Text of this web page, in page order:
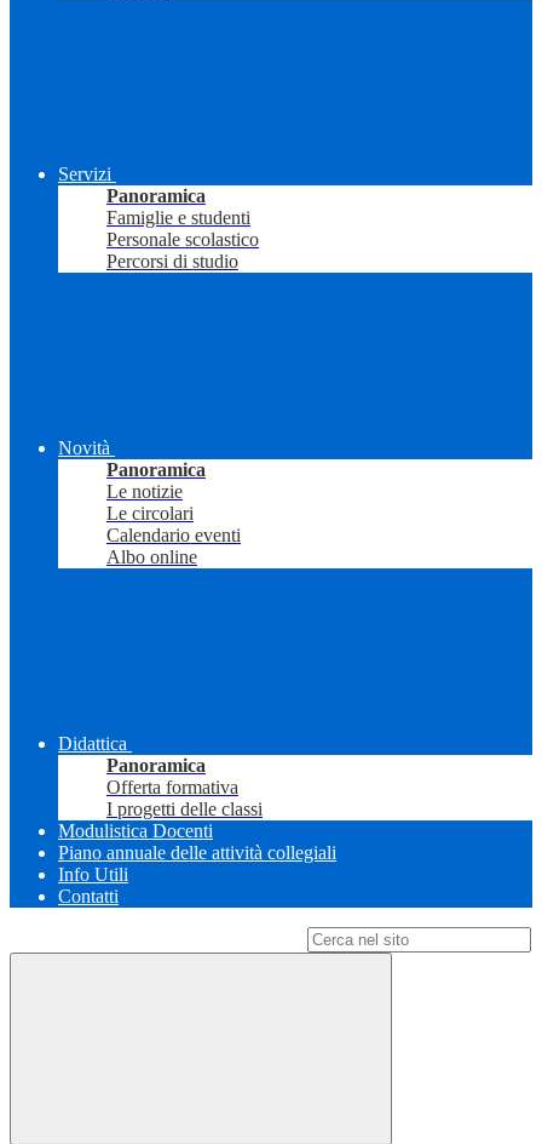
Servizi
Panoramica
Famiglie e studenti
Personale scolastico
Percorsi di studio
Novità
Panoramica
Le notizie
Le circolari
Calendario eventi
Albo online
Didattica
Panoramica
Offerta formativa
I progetti delle classi
Modulistica Docenti
Piano annuale delle attività collegiali
Info Utili
Contatti